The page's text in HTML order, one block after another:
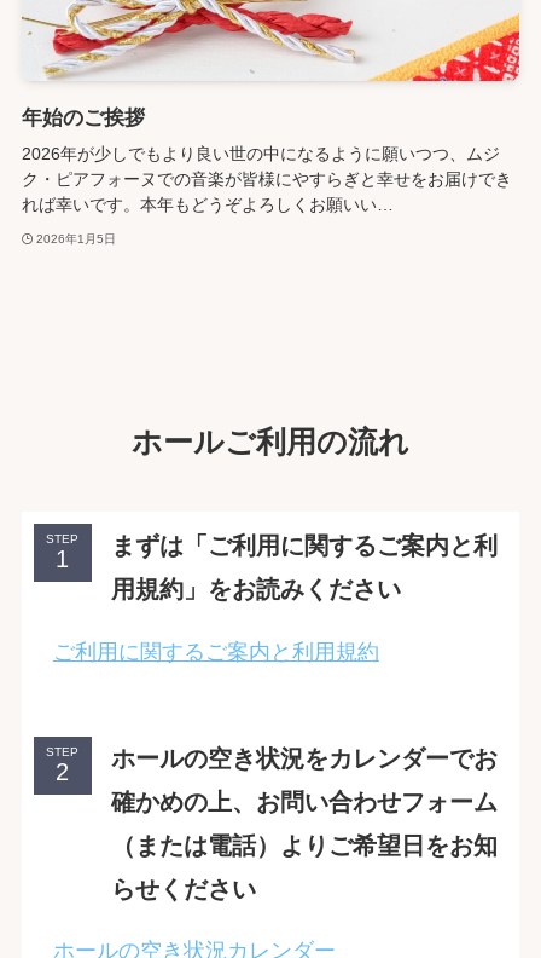
年始のご挨拶
2026年が少しでもより良い世の中になるように願いつつ、ムジ
ク・ピアフォーヌでの音楽が皆様にやすらぎと幸せをお届けでき
れば幸いです。本年もどうぞよろしくお願いい…
2026年1月5日
ホールご利用の流れ
STEP
まずは「ご利用に関するご案内と利
用規約」をお読みください
ご利用に関するご案内と利用規約
STEP
ホールの空き状況をカレンダーでお
確かめの上、お問い合わせフォーム
（または電話）よりご希望日をお知
らせください
ホールの空き状況カレンダー